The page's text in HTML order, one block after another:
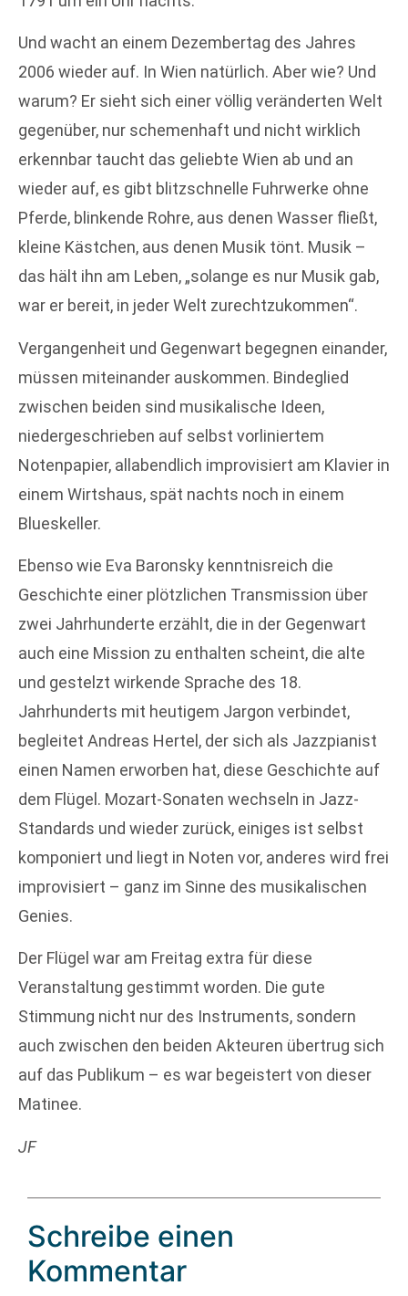
Und wacht an einem Dezembertag des Jahres
2006 wieder auf. In Wien natürlich. Aber wie? Und
warum? Er sieht sich einer völlig veränderten Welt
gegenüber, nur schemenhaft und nicht wirklich
erkennbar taucht das geliebte Wien ab und an
wieder auf, es gibt blitzschnelle Fuhrwerke ohne
Pferde, blinkende Rohre, aus denen Wasser fließt,
kleine Kästchen, aus denen Musik tönt. Musik –
das hält ihn am Leben, „solange es nur Musik gab,
war er bereit, in jeder Welt zurechtzukommen“.
Vergangenheit und Gegenwart begegnen einander,
müssen miteinander auskommen. Bindeglied
zwischen beiden sind musikalische Ideen,
niedergeschrieben auf selbst vorliniertem
Notenpapier, allabendlich improvisiert am Klavier in
einem Wirtshaus, spät nachts noch in einem
Blueskeller.
Ebenso wie Eva Baronsky kenntnisreich die
Geschichte einer plötzlichen Transmission über
zwei Jahrhunderte erzählt, die in der Gegenwart
auch eine Mission zu enthalten scheint, die alte
und gestelzt wirkende Sprache des 18.
Jahrhunderts mit heutigem Jargon verbindet,
begleitet Andreas Hertel, der sich als Jazzpianist
einen Namen erworben hat, diese Geschichte auf
dem Flügel. Mozart-Sonaten wechseln in Jazz-
Standards und wieder zurück, einiges ist selbst
komponiert und liegt in Noten vor, anderes wird frei
improvisiert – ganz im Sinne des musikalischen
Genies.
Der Flügel war am Freitag extra für diese
Veranstaltung gestimmt worden. Die gute
Stimmung nicht nur des Instruments, sondern
auch zwischen den beiden Akteuren übertrug sich
auf das Publikum – es war begeistert von dieser
Matinee.
JF
Schreibe einen
Kommentar